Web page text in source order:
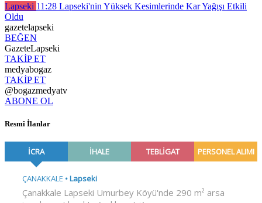
Lapseki 11:28 Lapseki'nin Yüksek Kesimlerinde Kar Yağışı Etkili
Oldu
gazetelapseki
BEĞEN
GazeteLapseki
TAKİP ET
medyabogaz
TAKİP ET
@bogazmedyatv
ABONE OL
Resmî İlanlar